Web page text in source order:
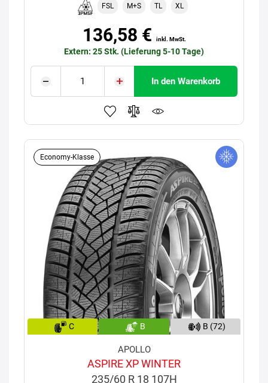
FSL M+S TL XL
136,58 € inkl. MwSt.
Extern: 25 Stk. (Lieferung 5-10 Tage)
In den Warenkorb
Economy-Klasse
C B B (72)
APOLLO
ASPIRE XP WINTER
235/60 R 18 107H